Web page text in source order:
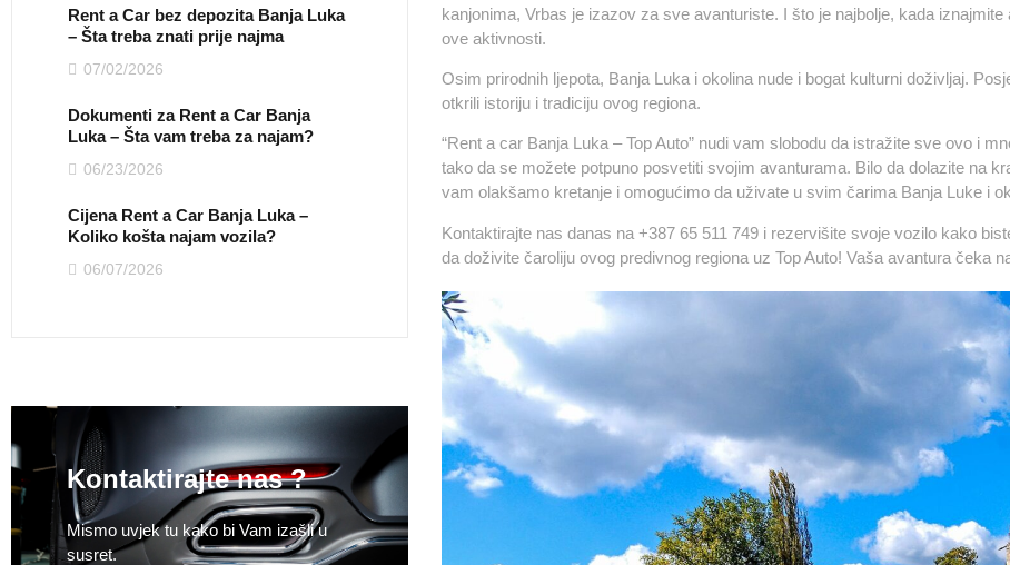
Rent a Car bez depozita Banja Luka
– Šta treba znati prije najma
07/02/2026
Dokumenti za Rent a Car Banja
Luka – Šta vam treba za najam?
06/23/2026
Cijena Rent a Car Banja Luka –
Koliko košta najam vozila?
06/07/2026
Kontaktirajte nas ?
Mismo uvjek tu kako bi Vam izašli u
susret.
kanjonima, Vrbas je izazov za sve avanturiste. I što je najbolje, kada
ove aktivnosti.
Osim prirodnih ljepota, Banja Luka i okolina nude i bogat kulturni doživljaj.
otkrili istoriju i tradiciju ovog regiona.
“Rent a car Banja Luka – Top Auto” nudi vam slobodu da istražite sve ovo i
tako da se možete potpuno posvetiti svojim avanturama. Bilo da dolazite na
vam olakšamo kretanje i omogućimo da uživate u svim čarima Banja Luke i
Kontaktirajte nas danas na +387 65 511 749 i rezervišite svoje vozilo kako
da doživite čaroliju ovog predivnog regiona uz Top Auto! Vaša avantura čeka